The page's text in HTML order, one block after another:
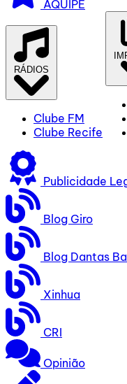
AQUIPE
RÁDIOS
Clube FM
Clube Recife
Publicidade
Blog Giro
Blog Dantas
Xinhua
CRI
Opinião